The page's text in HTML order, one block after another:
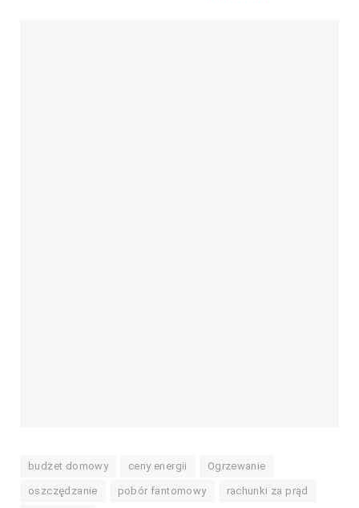
budżet domowy ceny energii Ogrzewanie
oszczędzanie pobór fantomowy rachunki za prąd